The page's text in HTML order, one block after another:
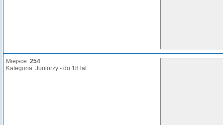
Miejsce: 254
Kategoria: Juniorzy - do 18 lat